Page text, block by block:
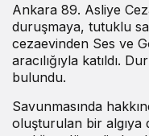
Ankara 89. Asliye
duruşmaya, tutuklu
cezaevinden Ses ve
aracılığıyla katıldı.
bulundu.
Savunmasında
oluşturulan bir algıya